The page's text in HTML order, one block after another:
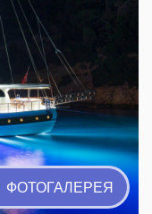
ФОТОГАЛЕРЕЯ